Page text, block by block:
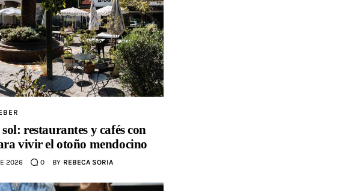
restaurantes y cafés con
vivir el otoño mendocino
2026 0 BY REBECA SORIA